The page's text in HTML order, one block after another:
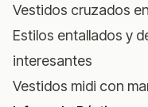
Vestidos cruzados
Estilos entallados y
interesantes
Vestidos midi con